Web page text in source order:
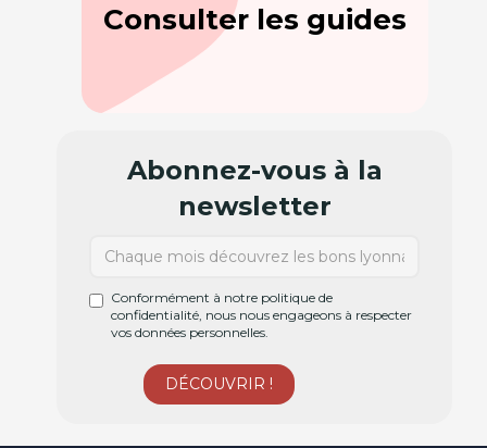
Consulter les guides
Abonnez-vous à la
newsletter
Conformément à notre politique de
confidentialité, nous nous engageons à respecter
vos données personnelles.